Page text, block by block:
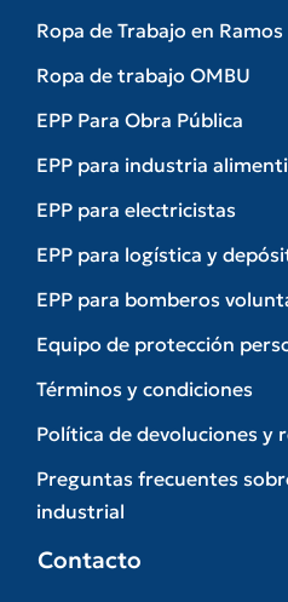
Ropa de Trabajo en
Ropa de trabajo OMBU
EPP Para Obra Pública
EPP para industria
EPP para electricistas
EPP para logística y
EPP para bomberos
Equipo de protección
Términos y condiciones
Política de devoluciones y
Preguntas frecuentes
industrial
Contacto